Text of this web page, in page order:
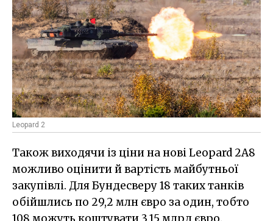
Leopard 2
Також виходячи із ціни на нові Leopard 2A8
можливо оцінити й вартість майбутньої
закупівлі. Для Бундесверу 18 таких танків
обійшлись по 29,2 млн євро за один, тобто